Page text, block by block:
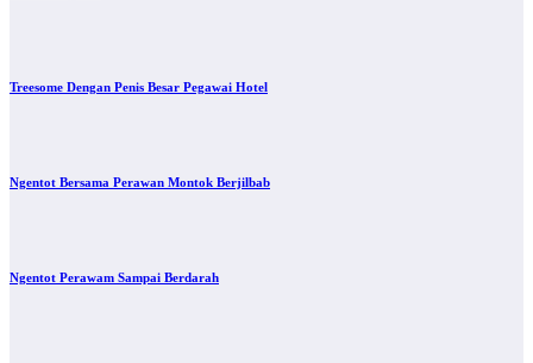
Treesome Dengan Penis Besar Pegawai Hotel
Ngentot Bersama Perawan Montok Berjilbab
Ngentot Perawam Sampai Berdarah